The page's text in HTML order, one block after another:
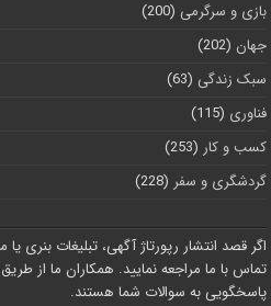
بازی و سرگرمی (200)
جهان (202)
سبک زندگی (63)
فناوری (115)
کسب و کار (253)
گردشگری و سفر (228)
اگر قصد انتشار رپورتاژ آگهی، تبلیغات بنری
تماس با ما مراجعه نمایید. همکاران ما از
پاسخگویی به سوالات شما هستند.